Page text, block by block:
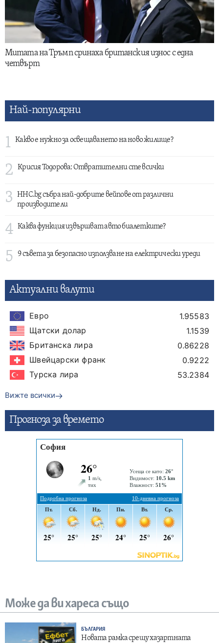
Митата на Тръмп сринаха британския износ с една
четвърт
Най-популярни
1 Какво е нужно за освещаването на ново жилище?
2 Крисия Тодорова: Отвратителни сте всички
3
HHC.bg събра най-добрите вейпове от различни
производители
4 Каква функция извършват авто биалетките?
5 9 съвета за безопасно използване на електрически уреди
Актуални валути
Евро
1.95583
Щатски долар
1.1539
Британска лира
0.86228
Швейцарски франк
0.9222
Турска лира
53.2384
Вижте всички
Прогнозa за времето
Може да ви хареса също
БЪЛГАРИЯ
Новата рамка срещу хазартната